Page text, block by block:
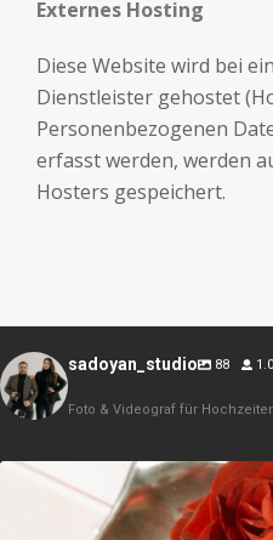
Externes Hosting
Diese Website wird bei
Dienstleister gehostet
Personenbezogenen
erfasst werden, werden
Hosters gespeichert.
sadoyan_studio 88
Foto & Videograf für